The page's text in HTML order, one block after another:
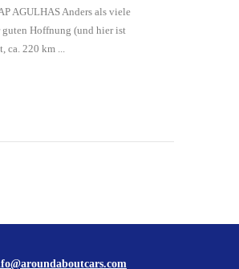
AGULHAS Anders als viele
guten Hoffnung (und hier ist
ca. 220 km ...